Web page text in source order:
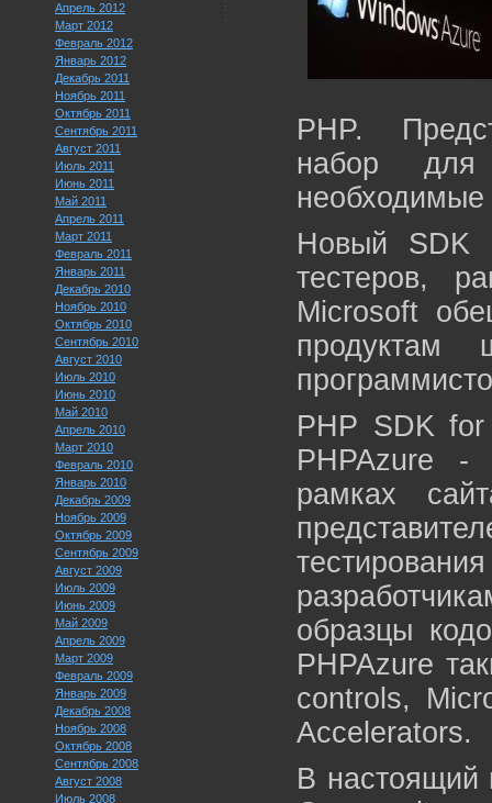
Апрель 2012
Март 2012
Февраль 2012
Январь 2012
Декабрь 2011
Ноябрь 2011
Октябрь 2011
Сентябрь 2011
Август 2011
Июль 2011
Июнь 2011
Май 2011
Апрель 2011
Март 2011
Февраль 2011
Январь 2011
Декабрь 2010
Ноябрь 2010
Октябрь 2010
Сентябрь 2010
Август 2010
Июль 2010
Июнь 2010
Май 2010
Апрель 2010
Март 2010
Февраль 2010
Январь 2010
Декабрь 2009
Ноябрь 2009
Октябрь 2009
Сентябрь 2009
Август 2009
Июль 2009
Июнь 2009
Май 2009
Апрель 2009
Март 2009
Февраль 2009
Январь 2009
Декабрь 2008
Ноябрь 2008
Октябрь 2008
Сентябрь 2008
Август 2008
Июль 2008
PHP.
набор для
необходимые
Новый SDK
тестеров,
Microsoft
продуктам
PHP SDK
PHPAzure -
рамках
образцы
PHPAzure
controls,
Accelerators.
В настоящий